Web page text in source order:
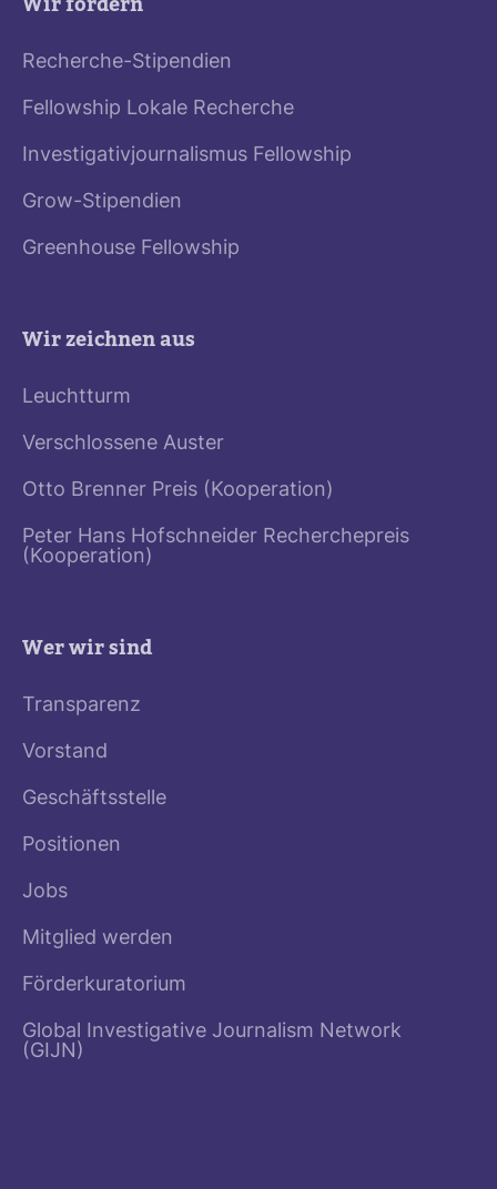
Recherche-Stipendien
Fellowship Lokale Recherche
Investigativjournalismus Fellowship
Grow-Stipendien
Greenhouse Fellowship
Wir zeichnen aus
Leuchtturm
Verschlossene Auster
Otto Brenner Preis (Kooperation)
Peter Hans Hofschneider Recherchepreis
(Kooperation)
Wer wir sind
Transparenz
Vorstand
Geschäftsstelle
Positionen
Jobs
Mitglied werden
Förderkuratorium
Global Investigative Journalism Network
(GIJN)